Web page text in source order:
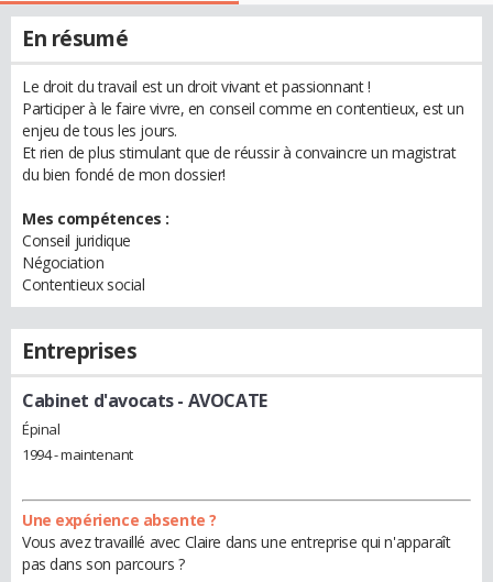
En résumé
Le droit du travail est un droit vivant et passionnant !
Participer à le faire vivre, en conseil comme en contentieux, est un
enjeu de tous les jours.
Et rien de plus stimulant que de réussir à convaincre un magistrat
du bien fondé de mon dossier!
Mes compétences :
Conseil juridique
Négociation
Contentieux social
Entreprises
Cabinet d'avocats- AVOCATE
Épinal
1994 - maintenant
Une expérience absente ?
Vous avez travaillé avec Claire dans une entreprise qui n'apparaît
pas dans son parcours ?